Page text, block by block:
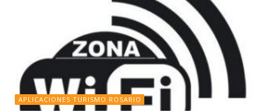
APLICACIONES TURISMO ROSARIO